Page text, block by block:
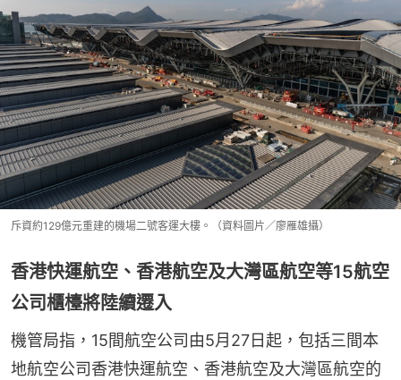
斥資約129億元重建的機場二號客運大樓。（資料圖片／廖雁雄攝）
香港快運航空、香港航空及大灣區航空等15航空
公司櫃檯將陸續遷入
機管局指，15間航空公司由5月27日起，包括三間本
地航空公司香港快運航空、香港航空及大灣區航空的